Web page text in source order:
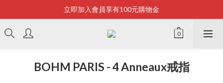
Bonjour~
立即加入會員享有100元購物金
全店滿2500即享免運
BOHM PARIS - 4 Anneaux戒指